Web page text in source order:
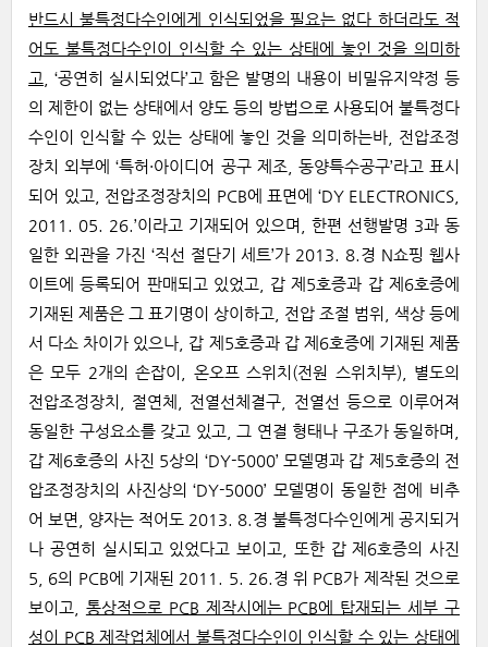
반드시 불특정다수인에게 인식되었을 필요는 없다 하더라도 적
어도 불특정다수인이 인식할 수 있는 상태에 놓인 것을 의미하
고
, ‘공연히 실시되었다’고 함은 발명의 내용이 비밀유지약정 등
의 제한이 없는 상태에서 양도 등의 방법으로 사용되어 불특정다
수인이 인식할 수 있는 상태에 놓인 것을 의미하는바, 전압조정
장치 외부에 ‘특허·아이디어 공구 제조, 동양특수공구’라고 표시
되어 있고, 전압조정장치의 PCB에 표면에 ‘DY ELECTRONICS,
2011. 05. 26.’이라고 기재되어 있으며, 한편 선행발명 3과 동
일한 외관을 가진 ‘직선 절단기 세트’가 2013. 8.경 N쇼핑 웹사
이트에 등록되어 판매되고 있었고, 갑 제5호증과 갑 제6호증에
기재된 제품은 그 표기명이 상이하고, 전압 조절 범위, 색상 등에
서 다소 차이가 있으나, 갑 제5호증과 갑 제6호증에 기재된 제품
은 모두 2개의 손잡이, 온오프 스위치(전원 스위치부), 별도의
전압조정장치, 절연체, 전열선체결구, 전열선 등으로 이루어져
동일한 구성요소를 갖고 있고, 그 연결 형태나 구조가 동일하며,
갑 제6호증의 사진 5상의 ‘DY-5000’ 모델명과 갑 제5호증의 전
압조정장치의 사진상의 ‘DY-5000’ 모델명이 동일한 점에 비추
어 보면, 양자는 적어도 2013. 8.경 불특정다수인에게 공지되거
나 공연히 실시되고 있었다고 보이고, 또한 갑 제6호증의 사진
5, 6의 PCB에 기재된 2011. 5. 26.경 위 PCB가 제작된 것으로
보이고, 통상적으로 PCB 제작시에는 PCB에 탑재되는 세부 구
성이 PCB 제작업체에서 불특정다수인이 인식할 수 있는 상태에